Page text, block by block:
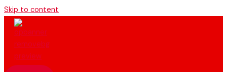
Skip to content